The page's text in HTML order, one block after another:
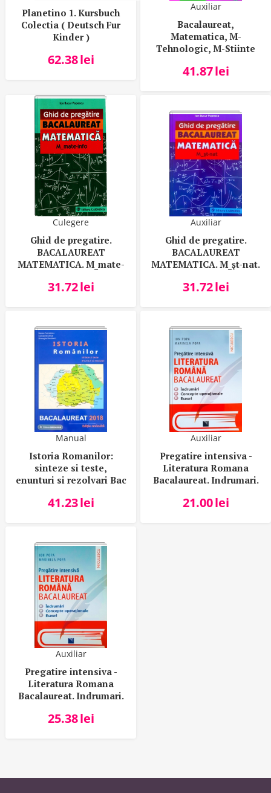
Planetino 1. Kursbuch
Colectia ( Deutsch Fur
Kinder )
62.38lei
Auxiliar
Bacalaureat,
Matematica, M-
Tehnologic, M-Stiinte
41.87lei
Culegere
Ghid de pregatire.
BACALAUREAT
MATEMATICA. M_mate-
31.72lei
Auxiliar
Ghid de pregatire.
BACALAUREAT
MATEMATICA. M_şt-nat.
31.72lei
Manual
Istoria Romanilor:
sinteze si teste,
enunturi si rezolvari Bac
41.23lei
Auxiliar
Pregatire intensiva -
Literatura Romana
Bacalaureat. Indrumari.
Eseuri
21.00lei
Auxiliar
Pregatire intensiva -
Literatura Romana
Bacalaureat. Indrumari.
Eseuri
25.38lei